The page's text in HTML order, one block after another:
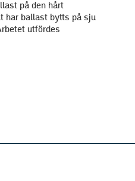
på den hårt
har ballast bytts på sju
utfördes